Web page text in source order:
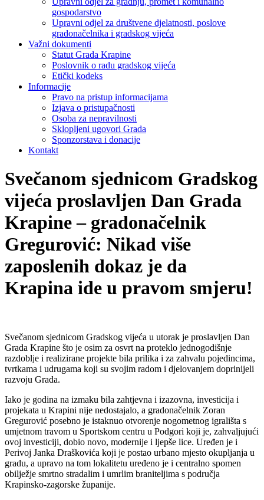
gospodarstvo
Upravni odjel za društvene djelatnosti, poslove
gradonačelnika i gradskog vijeća
Važni dokumenti
Statut Grada Krapine
Poslovnik o radu gradskog vijeća
Etički kodeks
Informacije
Pravo na pristup informacijama
Izjava o pristupačnosti
Osoba za nepravilnosti
Sklopljeni ugovori Grada
Sponzorstava i donacije
Kontakt
Svečanom sjednicom Gradskog
vijeća proslavljen Dan Grada
Krapine – gradonačelnik
Gregurović: Nikad više
zaposlenih dokaz je da
Krapina ide u pravom smjeru!
Svečanom sjednicom Gradskog vijeća u utorak je proslavljen Dan
Grada Krapine što je osim za osvrt na proteklo jednogodišnje
razdoblje i realizirane projekte bila prilika i za zahvalu pojedincima,
tvrtkama i udrugama koji su svojim radom i djelovanjem doprinijeli
razvoju Grada.
Iako je godina na izmaku bila zahtjevna i izazovna, investicija i
projekata u Krapini nije nedostajalo, a gradonačelnik Zoran
Gregurović posebno je istaknuo otvorenje nogometnog igrališta s
umjetnom travom u Sportskom centru u Podgori koji je, zahvaljujući
ovoj investiciji, dobio novo, modernije i ljepše lice. Uređen je i
Perivoj Janka Draškovića koji je postao urbano mjesto okupljanja u
gradu, a upravo na tom lokalitetu uređeno je i centralno spomen
obilježje smrtno stradalim i umrlim braniteljima s područja
Krapinsko-zagorske županije.